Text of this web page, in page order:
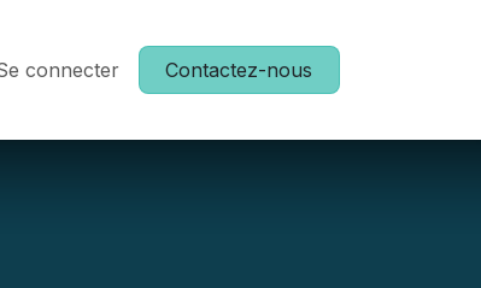
Postes Événements
connecter Contactez-nous